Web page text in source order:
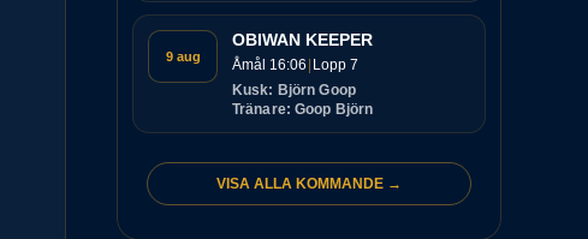
9 aug
OBIWAN KEEPER
Åmål 16:06 Lopp 7
Kusk: Björn Goop
Tränare: Goop Björn
VISA ALLA KOMMANDE →